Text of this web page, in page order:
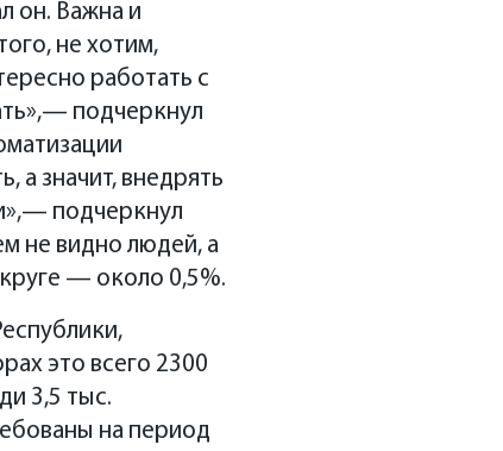
он. Важна и
не хотим,
работать с
подчеркнул
а значит, внедрять
подчеркнул
не видно людей, а
— около 0,5%.
это всего 2300
3,5 тыс.
на период